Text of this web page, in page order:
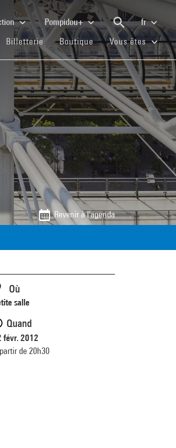
Pompidou+
fr
Billetterie(current)Boutique(current)Vous êtes
Revenir à l'agenda
Où
salle
Quand
févr. 2012
de 20h30